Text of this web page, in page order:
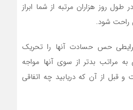
طول روز هزاران مرتبه از شما ابراز
راحت شود.
حس حسادت آنها را تحريک
به مراتب بدتر از سوي آنها مواجه
قبل از آن که دريابيد چه اتفاقي